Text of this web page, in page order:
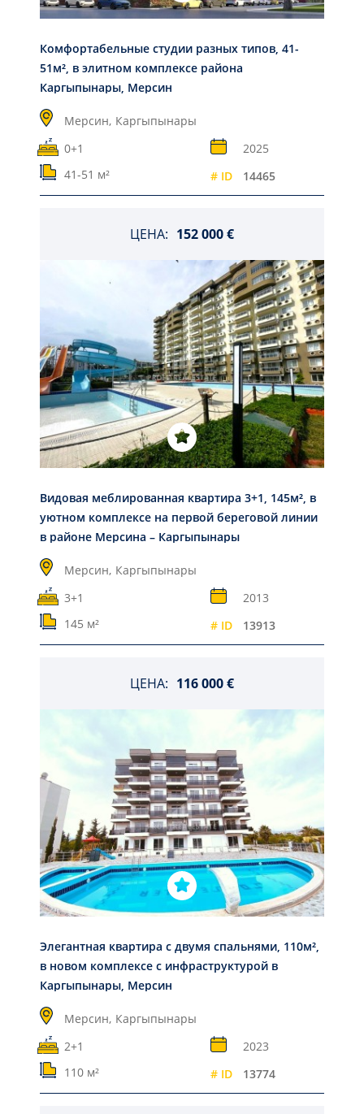
Комфортабельные студии разных типов, 41-
51м², в элитном комплексе района
Каргыпынары, Мерсин
Мерсин, Каргыпынары
0+1
2025
41-51 м²
# ID 14465
ЦЕНА: 152 000 €
Видовая меблированная квартира 3+1, 145м², в
уютном комплексе на первой береговой линии
в районе Мерсина – Каргыпынары
Мерсин, Каргыпынары
3+1
2013
145 м²
# ID 13913
ЦЕНА: 116 000 €
Элегантная квартира с двумя спальнями, 110м²,
в новом комплексе с инфраструктурой в
Каргыпынары, Мерсин
Мерсин, Каргыпынары
2+1
2023
110 м²
# ID 13774